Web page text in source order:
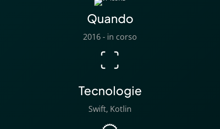
Quando
2016 - in corso
Tecnologie
Swift, Kotlin